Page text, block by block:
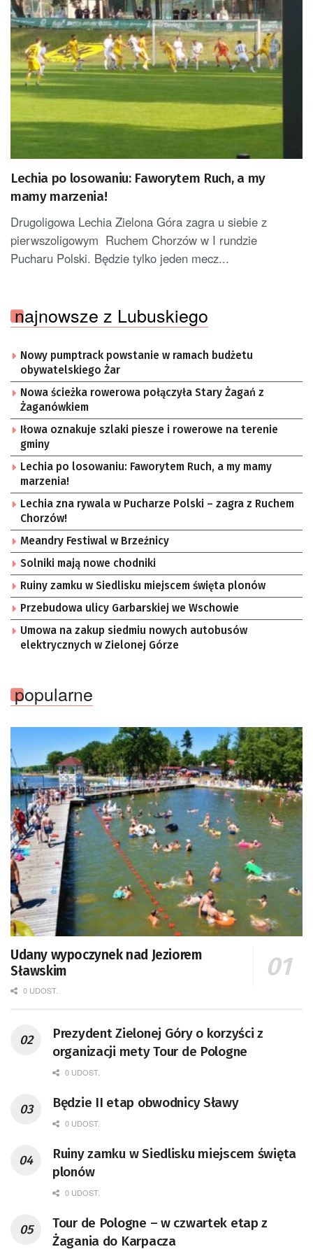
Lechia po losowaniu: Faworytem Ruch, a my
mamy marzenia!
Drugoligowa Lechia Zielona Góra zagra u siebie z
pierwszoligowym Ruchem Chorzów w I rundzie
Pucharu Polski. Będzie tylko jeden mecz...
najnowsze z Lubuskiego
Nowy pumptrack powstanie w ramach budżetu
obywatelskiego Żar
Nowa ścieżka rowerowa połączyła Stary Żagań z
Żaganówkiem
Iłowa oznakuje szlaki piesze i rowerowe na terenie
gminy
Lechia po losowaniu: Faworytem Ruch, a my mamy
marzenia!
Lechia zna rywala w Pucharze Polski – zagra z Ruchem
Chorzów!
Meandry Festiwal w Brzeźnicy
Solniki mają nowe chodniki
Ruiny zamku w Siedlisku miejscem święta plonów
Przebudowa ulicy Garbarskiej we Wschowie
Umowa na zakup siedmiu nowych autobusów
elektrycznych w Zielonej Górze
popularne
Udany wypoczynek nad Jeziorem
Sławskim
0 UDOST.
Prezydent Zielonej Góry o korzyści z
organizacji mety Tour de Pologne
0 UDOST.
Będzie II etap obwodnicy Sławy
0 UDOST.
Ruiny zamku w Siedlisku miejscem święta
plonów
0 UDOST.
Tour de Pologne – w czwartek etap z
Żagania do Karpacza